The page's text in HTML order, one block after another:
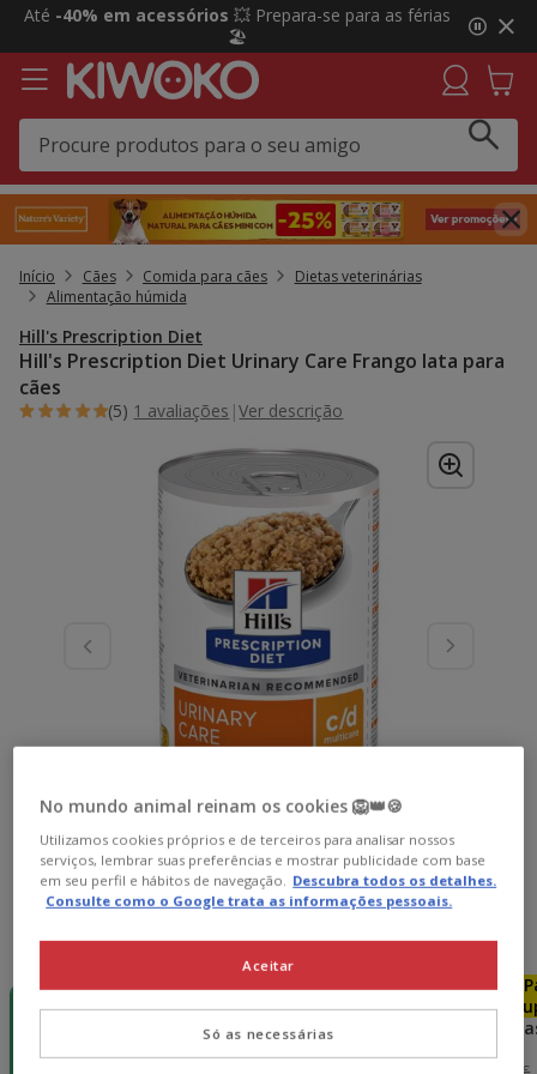
2
3,
mensagem,
Até -40% em acessórios 💥 Prepara-se para as férias
🏖️
Início Cães Comida para cães
Dietas veterinárias
Alimentação húmida
Hill's Prescription Diet
Hill's Prescription Diet Urinary Care Frango lata para
cães
(5) 1 avaliações |Ver descrição
Peso:370 g
-15€ c/
cupão 💰
12 latas x 370
Pack
Poupança
24 latas x 370
Pack
Poupança
48
No mundo animal reinam os cookies 🦁👑🍪
Utilizamos cookies próprios e de terceiros para analisar nossos
serviços, lembrar suas preferências e mostrar publicidade com base
em seu perfil e hábitos de navegação. Descubra todos os detalhes.
Consulte como o Google trata as informações pessoais.
Só as necessárias
Aceitar